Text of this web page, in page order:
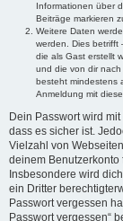
Informationen über
Beiträge markieren
Weitere Daten
werden. Dies
die als Gast erstellt
und die von dir
besteht mindestens
Anmeldung mit
Dein Passwort wird
dass es sicher ist.
Vielzahl von
deinem Benutzerkonto
Insbesondere wird
ein Dritter
Passwort vergessen
Passwort vergessen“